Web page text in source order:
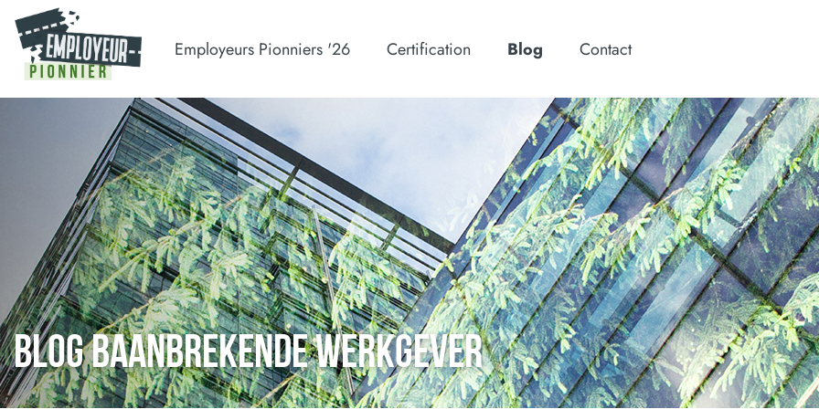
Employeurs Pionniers '26 Certification Blog Contact
BLOG BAANBREKENDE WERKGEVER